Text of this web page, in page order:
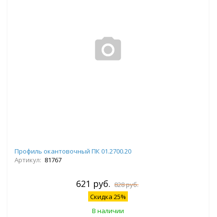
Профиль окантовочный ПК 01.2700.20
Артикул: 81767
621 руб. 828 руб.
Скидка 25%
В наличии